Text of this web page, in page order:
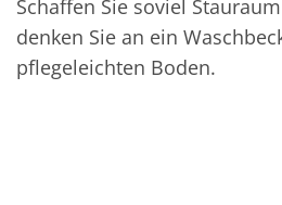
Schaffen Sie soviel
denken Sie an ein
pflegeleichten Boden.